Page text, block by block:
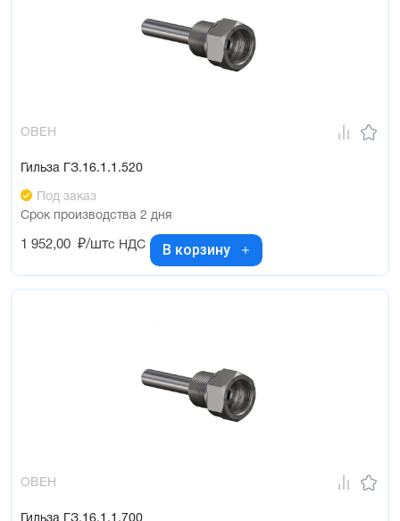
ОВЕН
Гильза ГЗ.16.1.1.520
Под заказ
Срок производства 2 дня
1 952,00 ₽/штс НДС В корзину
ОВЕН
Гильза ГЗ.16.1.1.700